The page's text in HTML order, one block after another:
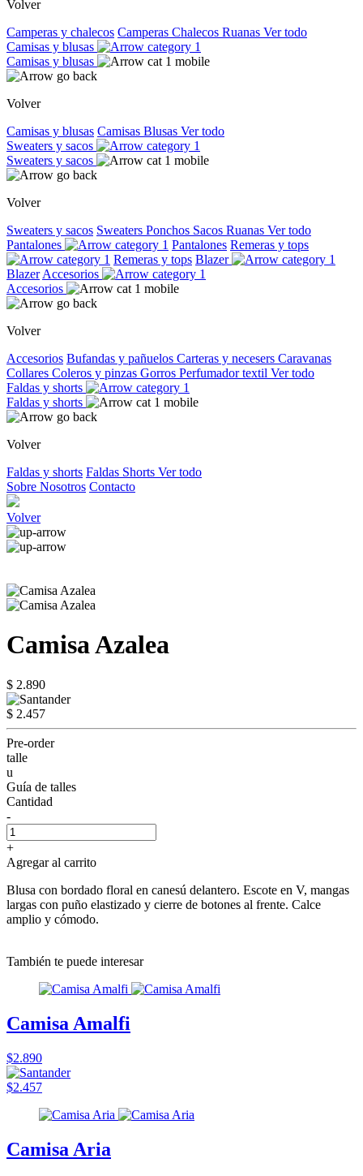
Volver
Camperas y chalecos Camperas Chalecos Ruanas Ver todo
Camisas y blusas
Camisas y blusas
Volver
Camisas y blusas Camisas Blusas Ver todo
Sweaters y sacos
Sweaters y sacos
Volver
Sweaters y sacos Sweaters Ponchos Sacos Ruanas Ver todo
Pantalones
Pantalones Remeras y tops
Remeras y tops Blazer
Blazer Accesorios
Accesorios
Volver
Accesorios Bufandas y pañuelos Carteras y necesers Caravanas
Collares Coleros y pinzas Gorros Perfumador textil Ver todo
Faldas y shorts
Faldas y shorts
Volver
Faldas y shorts Faldas Shorts Ver todo
Sobre Nosotros Contacto
Volver
Camisa Azalea
$ 2.890
$ 2.457
Pre-order
talle
u
Guía de talles
Cantidad
-
+
Agregar al carrito
Blusa con bordado floral en canesú delantero. Escote en V, mangas
largas con puño elastizado y cierre de botones al frente. Calce
amplio y cómodo.
También te puede interesar
Camisa Amalfi
$2.890
$2.457
Camisa Aria